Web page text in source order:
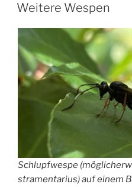
AM
Weitere Wespen
Schlupfwespe
stramentarius) auf einem